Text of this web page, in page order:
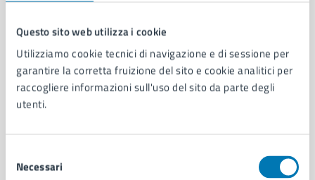
Questo sito web utilizza i cookie
Utilizziamo cookie tecnici di navigazione e di sessione per
garantire la corretta fruizione del sito e cookie analitici per
raccogliere informazioni sull'uso del sito da parte degli
utenti.
delNecessari
AMMINISTRAZIONE
Aree amministrative
Organi di governo
Municipalità
Uffici
Documenti e dati